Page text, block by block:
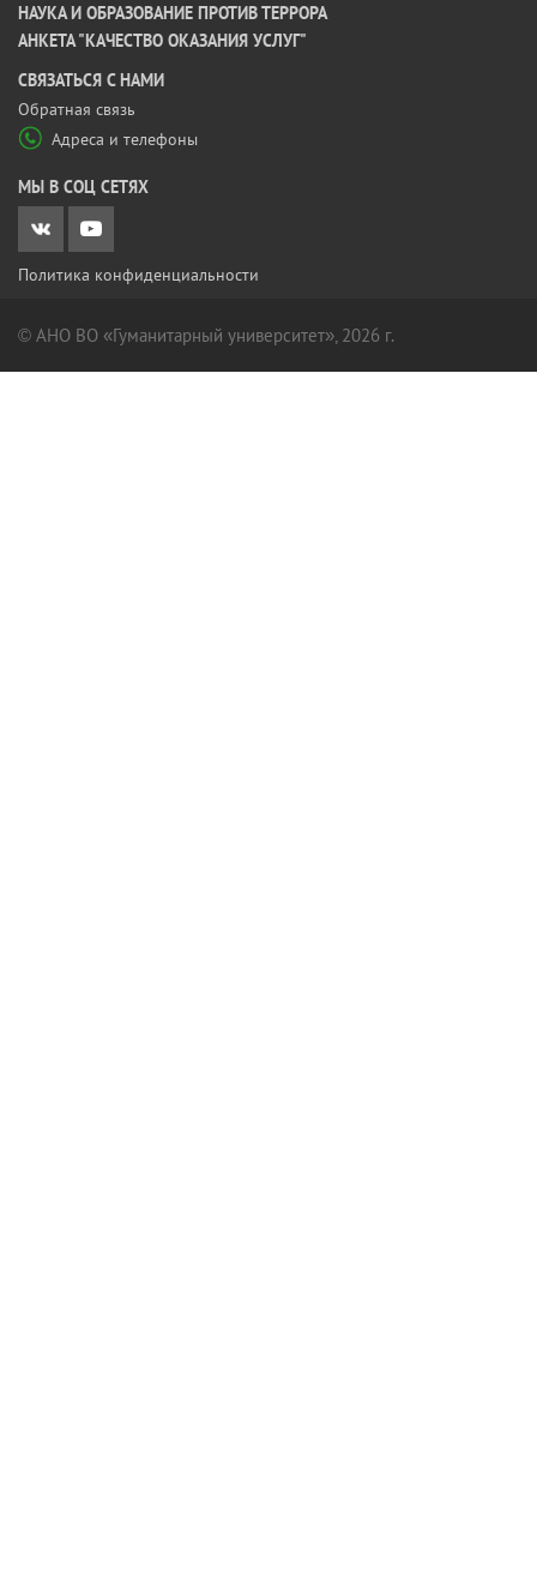
НАУКА И ОБРАЗОВАНИЕ ПРОТИВ ТЕРРОРА
АНКЕТА "КАЧЕСТВО ОКАЗАНИЯ УСЛУГ"
CВЯЗАТЬСЯ С НАМИ
Обратная связь
Адреса и телефоны
МЫ В СОЦ СЕТЯХ
Политика конфиденциальности
© АНО ВО «Гуманитарный университет», 2026 г.